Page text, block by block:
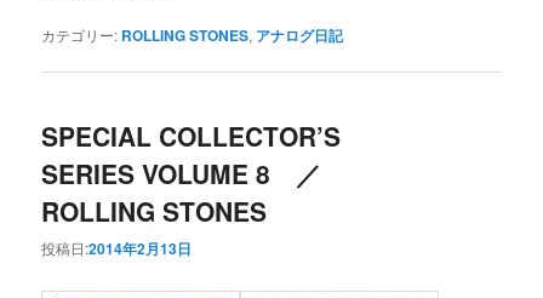
カテゴリー: ROLLING STONES, アナログ日記
SPECIAL COLLECTOR’S
SERIES VOLUME 8 ／
ROLLING STONES
投稿日:2014年2月13日